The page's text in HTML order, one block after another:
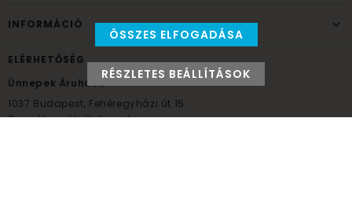
INFORMÁCIÓ
ELÉRHETŐSÉG
Ünnepek Áruháza
1037 Budapest, Fehéregyházi út 15.
Személyes átvételi pont
ÖSSZES ELFOGADÁSA
RÉSZLETES BEÁLLÍTÁSOK